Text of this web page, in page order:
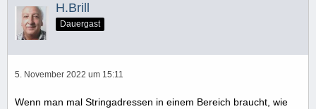
H.Brill
Dauergast
5. November 2022 um 15:11
Wenn man mal Stringadressen in einem Bereich braucht, wie